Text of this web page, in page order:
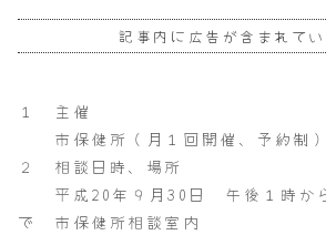
記事内に広告が含まれてい
１ 主催
市保健所（月１回開催、予約制）
２ 相談日時、場所
平成20年９月30日 午後１時か
で 市保健所相談室内